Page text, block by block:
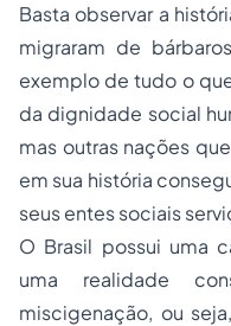
Basta observar a
migraram de
exemplo de tudo o
da dignidade social
mas outras nações
em sua história
seus entes sociais
O Brasil possui uma
uma realidade
miscigenação, ou